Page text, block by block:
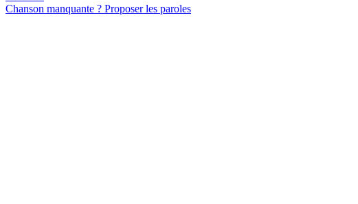
Chanson manquante ? Proposer les paroles